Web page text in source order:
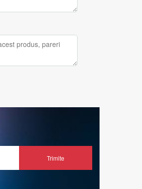
Trimite